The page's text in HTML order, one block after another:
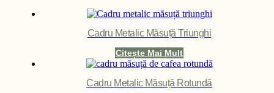
Cadru Metalic Măsuță Triunghi
Citește Mai Mult
Cadru Metalic Măsuță Rotundă